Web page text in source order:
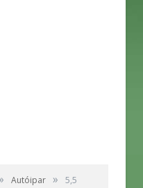
Autóipar »
5,5